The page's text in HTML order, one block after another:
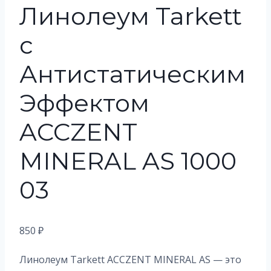
Линолеум Tarkett
с
Антистатическим
Эффектом
ACCZENT
MINERAL AS 1000
03
850 ₽
Линолеум Tarkett ACCZENT MINERAL AS — это